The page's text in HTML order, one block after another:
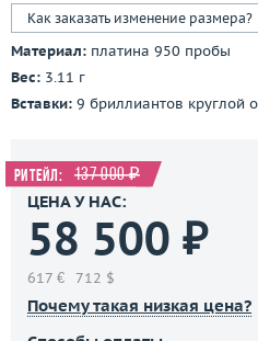
Как заказать изменение размера?
Материал: платина 950 пробы
Вес: 3.11 г
Вставки: 9 бриллиантов круглой
Ритейл: 137 000 ₽
ЦЕНА У НАС:
58 500 ₽
617 € 712 $
Почему такая низкая цена?